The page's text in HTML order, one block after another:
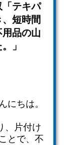
テキパ
短時間
品の山
」
にちは。
、片付け
とで、不